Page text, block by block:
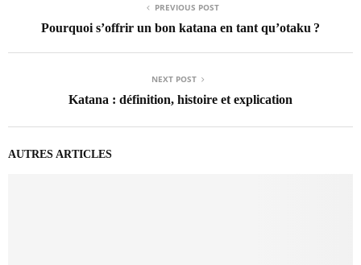
PREVIOUS POST
Pourquoi s’offrir un bon katana en tant qu’otaku ?
NEXT POST
Katana : définition, histoire et explication
AUTRES ARTICLES